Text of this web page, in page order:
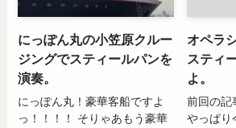
にっぽん丸の小笠原クルー
ジングでスティールパンを
演奏。
にっぽん丸！豪華客船ですよ
っ！！！！ そりゃあもう豪華
オペラ
スティ
よ。
前回の記
やっぱり